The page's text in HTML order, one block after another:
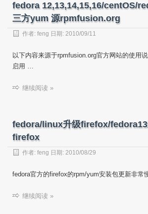
fedora 12,13,14,15,16/centOS/
三方yum 源rpmfusion.org
作者: feng 日期: 2010/09/11
以下内容来源于rpmfusion.org官方网站的使用
启用 …
继续阅读 »
fedora/linux升级firefox/fedora13
firefox
作者: feng 日期: 2010/08/29
fedora官方的firefox的rpm/yum安装包更新非
继续阅读 »